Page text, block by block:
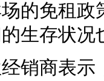
的免租
生存状况
商表示